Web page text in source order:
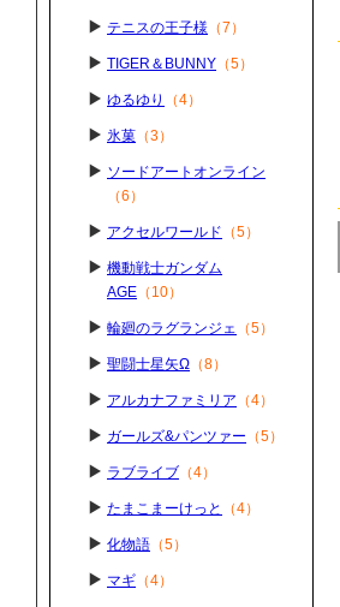
テニスの王子様 （7）
TIGER＆BUNNY （5）
ゆるゆり （4）
氷菓 （3）
ソードアートオンライン
（6）
アクセルワールド （5）
機動戦士ガンダム
AGE （10）
輪廻のラグランジェ （5）
聖闘士星矢Ω （8）
アルカナファミリア （4）
ガールズ&パンツァー （5）
ラブライブ （4）
たまこまーけっと （4）
化物語 （5）
マギ （4）